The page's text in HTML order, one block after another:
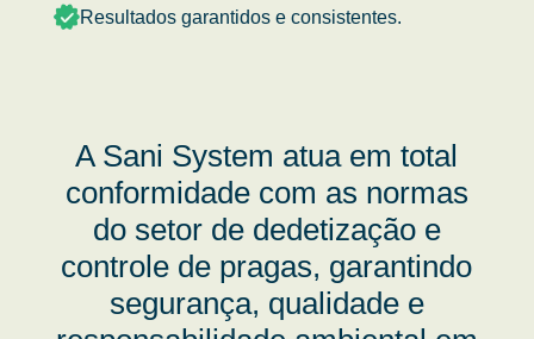
Resultados garantidos e consistentes.
A Sani System atua em total
conformidade com as normas
do setor de dedetização e
controle de pragas, garantindo
segurança, qualidade e